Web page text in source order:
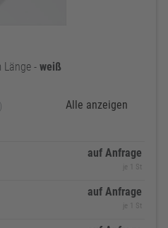
Länge - weiß
Alle anzeigen
auf Anfrage
je 1 St
auf Anfrage
je 1 St